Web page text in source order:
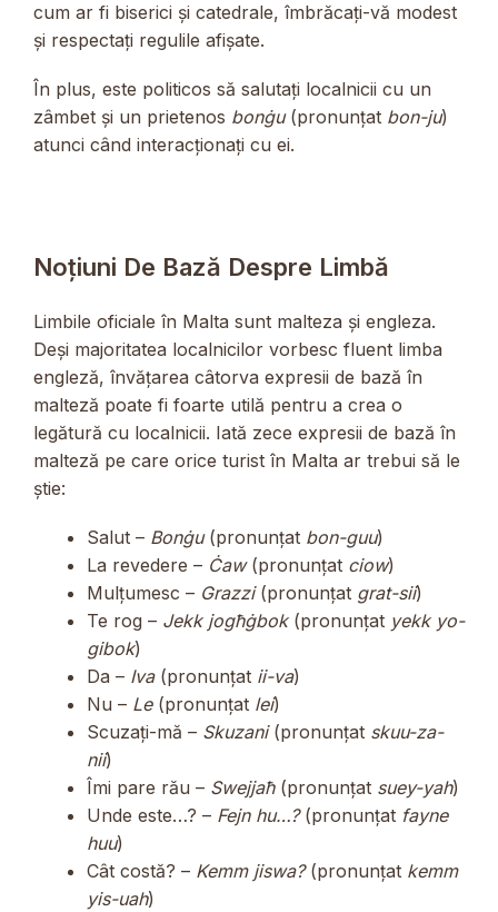
cum ar fi biserici și catedrale, îmbrăcați-vă modest
și respectați regulile afișate.
În plus, este politicos să salutați localnicii cu un
zâmbet și un prietenos bonġu(pronunțat bon-ju)
atunci când interacționați cu ei.
Noțiuni De Bază Despre Limbă
Limbile oficiale în Malta sunt malteza și engleza.
Deși majoritatea localnicilor vorbesc fluent limba
engleză, învățarea câtorva expresii de bază în
malteză poate fi foarte utilă pentru a crea o
legătură cu localnicii. Iată zece expresii de bază în
malteză pe care orice turist în Malta ar trebui să le
știe:
Salut – Bonġu(pronunțat bon-guu)
La revedere – Ċaw(pronunțat ciow)
Mulțumesc – Grazzi(pronunțat grat-sii)
Te rog – Jekk jogħġbok(pronunțat yekk yo-
gibok)
Da – Iva(pronunțat ii-va)
Nu – Le(pronunțat lei)
Scuzați-mă – Skuzani(pronunțat skuu-za-
nii)
Îmi pare rău – Swejjaħ(pronunțat suey-yah)
Unde este…? – Fejn hu…?(pronunțat fayne
huu)
Cât costă? – Kemm jiswa?(pronunțat kemm
yis-uah)